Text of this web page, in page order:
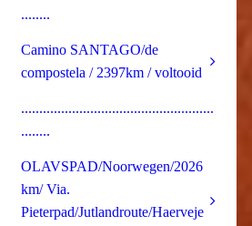
........
Camino SANTAGO/de
compostela / 2397km / voltooid
.....................................................
........
OLAVSPAD/Noorwegen/2026
km/ Via.
Pieterpad/Jutlandroute/Haerveje